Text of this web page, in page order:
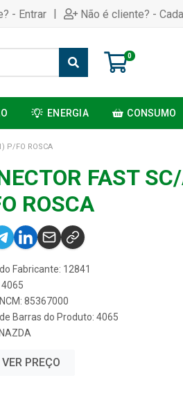
- Entrar | Não é cliente? -
0
ENERGIA CONSUMO
P/FO ROSCA
FAST
ROSCA
Fabricante: 12841
85367000
Barras do Produto: 4065
NAZDA
VER PREÇO